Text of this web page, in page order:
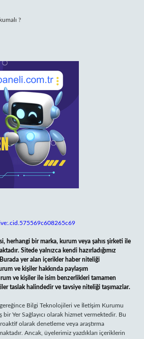
?
herhangi bir marka, kurum veya şahıs şirketi ile
Sitede yalnızca kendi hazırladığımız
yer alan içerikler haber niteliği
ve kişiler hakkında paylaşım
ve kişiler ile isim benzerlikleri tamamen
taslak halindedir ve tavsiye niteliği taşımazlar.
Bilgi Teknolojileri ve İletişim Kurumu
bir Yer Sağlayıcı olarak hizmet vermektedir. Bu
olarak denetleme veya araştırma
Ancak, üyelerimiz yazdıkları içeriklerin